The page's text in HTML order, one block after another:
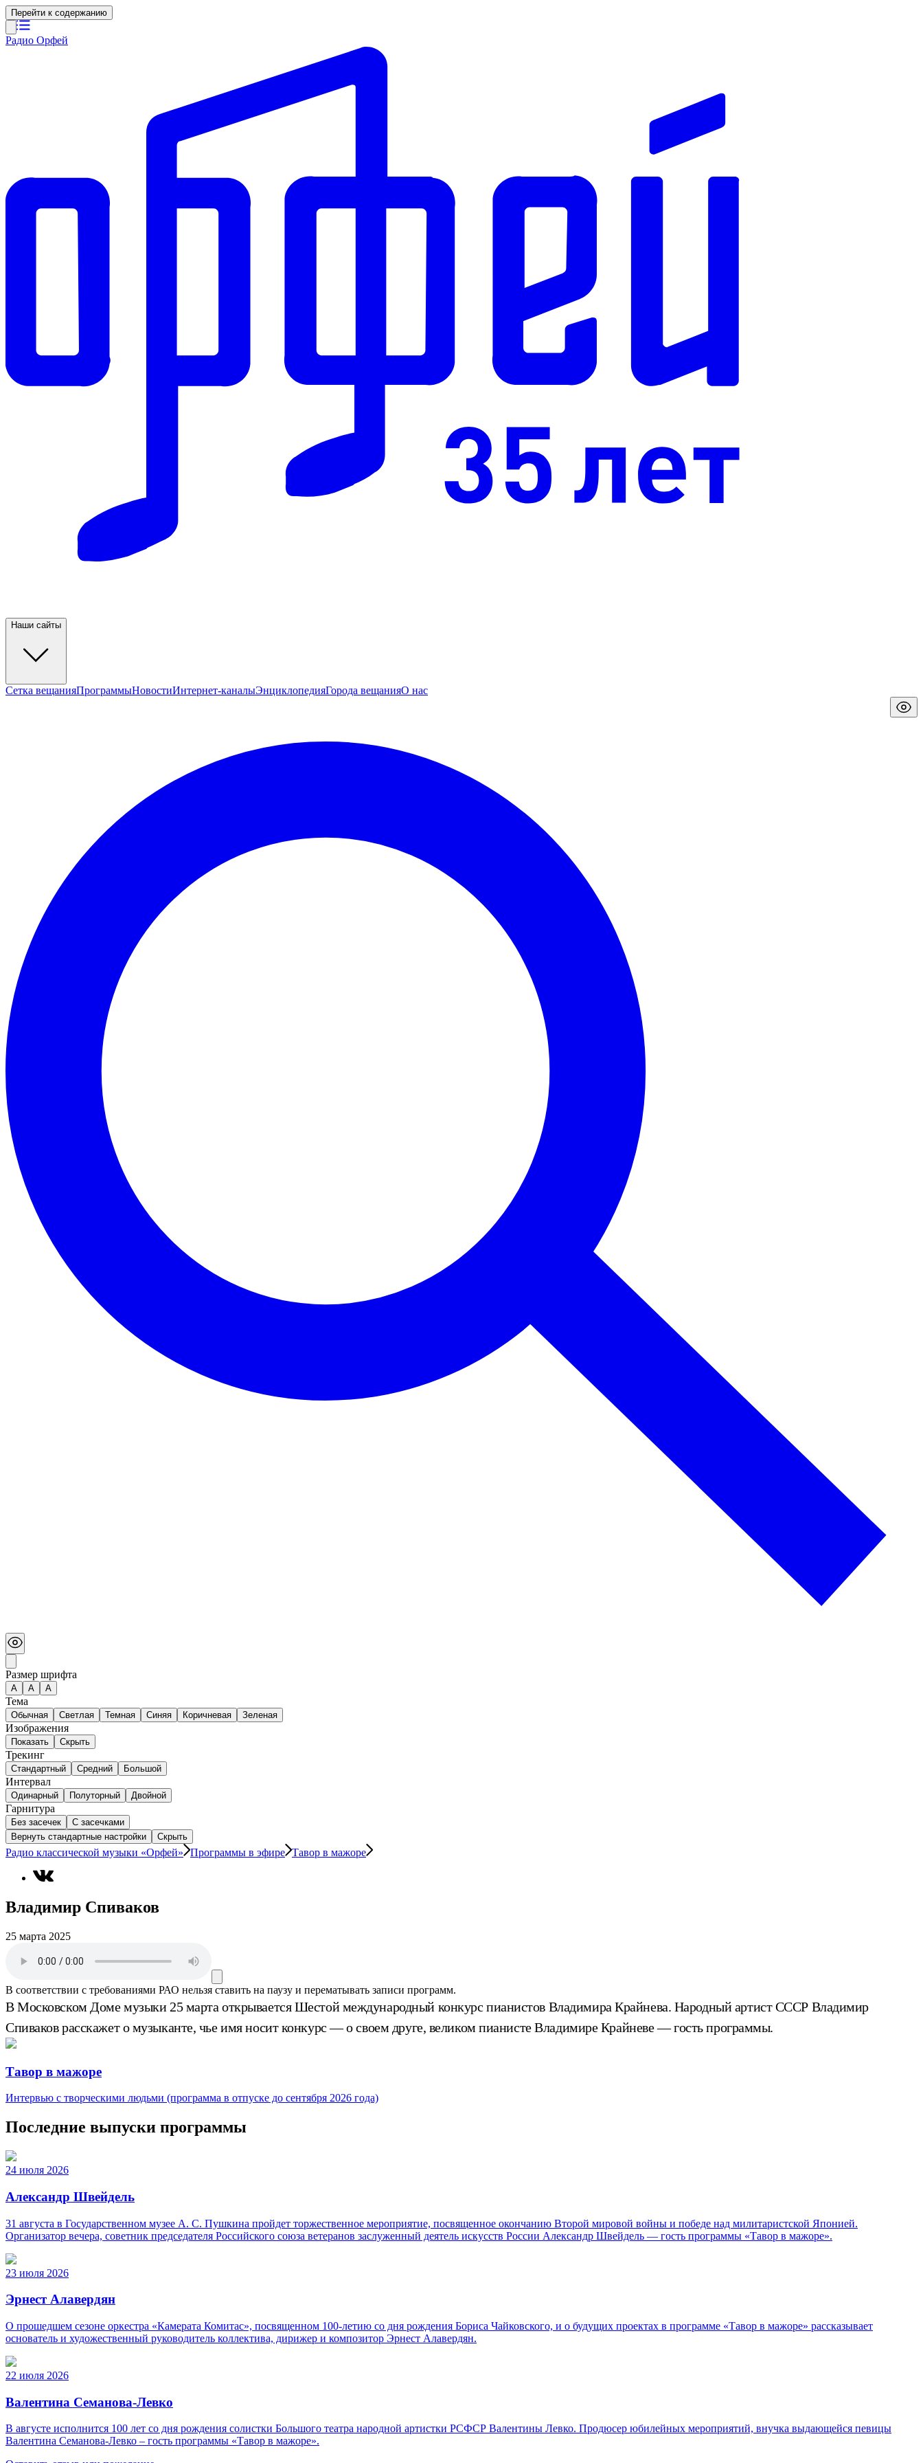
Перейти к содержанию
Радио Орфей
Наши сайты
Сетка вещанияПрограммыНовостиИнтернет-каналыЭнциклопедияГорода вещанияО нас
Размер шрифта
А A A
Тема
Обычная Светлая Темная Синяя Коричневая Зеленая
Изображения
Показать Скрыть
Трекинг
Стандартный Средний Большой
Интервал
Одинарный Полуторный Двойной
Гарнитура
Без засечек
С засечками
Вернуть стандартные настройки
Скрыть
Радио классической музыки «Орфей» Программы в эфире Тавор в мажоре
Владимир Спиваков
25 марта 2025
В соответствии с требованиями РАО нельзя ставить на паузу и перематывать записи программ.
В Московском Доме музыки 25 марта открывается Шестой международный конкурс пианистов Владимира Крайнева. Народный артист СССР Владимир
Спиваков расскажет о музыканте, чье имя носит конкурс — о своем друге, великом пианисте Владимире Крайневе — гость программы.
Тавор в мажоре
Интервью с творческими людьми (программа в отпуске до сентября 2026 года)
Последние выпуски программы
24 июля 2026
Александр Швейдель
31 августа в Государственном музее А. С. Пушкина пройдет торжественное мероприятие, посвященное окончанию Второй мировой войны и победе над милитаристской Японией.
Организатор вечера, советник председателя Российского союза ветеранов заслуженный деятель искусств России Александр Швейдель — гость программы «Тавор в мажоре».
23 июля 2026
Эрнест Алавердян
О прошедшем сезоне оркестра «Камерата Комитас», посвященном 100-летию со дня рождения Бориса Чайковского, и о будущих проектах в программе «Тавор в мажоре» рассказывает
основатель и художественный руководитель коллектива, дирижер и композитор Эрнест Алавердян.
22 июля 2026
Валентина Семанова-Левко
В августе исполнится 100 лет со дня рождения солистки Большого театра народной артистки РСФСР Валентины Левко. Продюсер юбилейных мероприятий, внучка выдающейся певицы
Валентина Семанова-Левко – гость программы «Тавор в мажоре».